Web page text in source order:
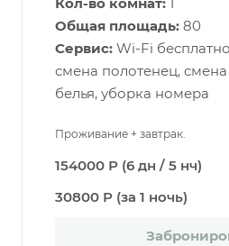
Общая площадь: 80
Сервис: Wi-Fi
смена полотенец, смена
белья, уборка номера
Проживание + завтрак.
154000 Р (6 дн / 5 нч)
30800 Р (за 1 ночь)